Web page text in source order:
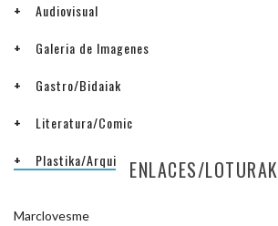
Audiovisual
Galeria de Imagenes
Gastro/Bidaiak
Literatura/Comic
Plastika/ArquitecturaENLACES/LOTURAK
Marclovesme